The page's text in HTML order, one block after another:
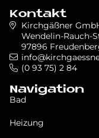
Kontakt
Kirchgäßner
Wendelin-Rauch-
97896
(0 93 75) 2 84
Navigation
Bad
Heizung